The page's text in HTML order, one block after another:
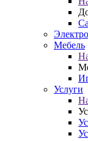
Мебель
Услуги